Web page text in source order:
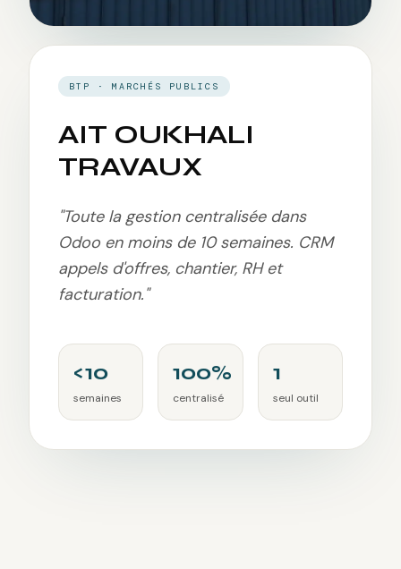
BTP · MARCHÉS PUBLICS
AIT OUKHALI
TRAVAUX
"Toute la gestion centralisée dans
Odoo en moins de 10 semaines. CRM
appels d'offres, chantier, RH et
facturation."
<10
semaines
100%
centralisé
1
seul outil